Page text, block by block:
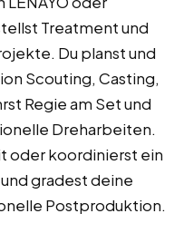
Treatment und
Du planst und
Scouting, Casting,
Regie am Set und
Dreharbeiten.
oder koordinierst ein
gradest deine
Postproduktion.